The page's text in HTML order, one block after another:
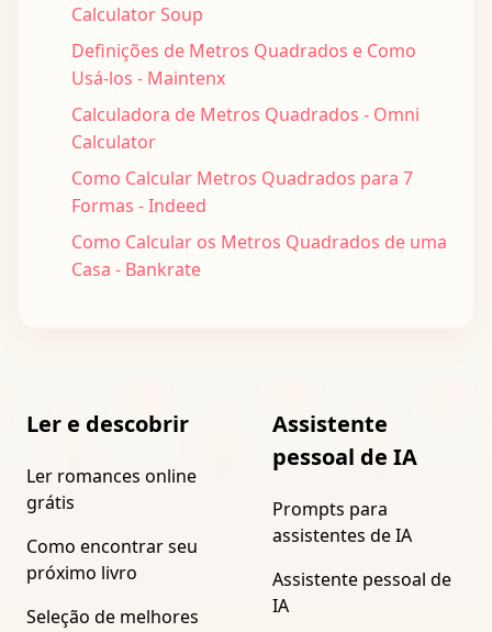
Calculator Soup
Definições de Metros Quadrados e Como
Usá-los - Maintenx
Calculadora de Metros Quadrados - Omni
Calculator
Como Calcular Metros Quadrados para 7
Formas - Indeed
Como Calcular os Metros Quadrados de uma
Casa - Bankrate
Ler e descobrir
Ler romances online
grátis
Como encontrar seu
próximo livro
Seleção de melhores
Assistente
pessoal de IA
Prompts para
assistentes de IA
Assistente pessoal de
IA